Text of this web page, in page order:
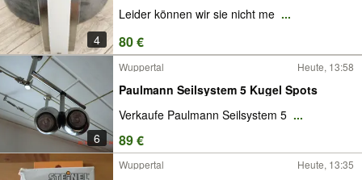
4
Leider können wir sie nicht me ...
80 €
6
Wuppertal Heute, 13:58
Paulmann Seilsystem 5 Kugel Spots
Verkaufe Paulmann Seilsystem 5 ...
89 €
Wuppertal Heute, 13:35